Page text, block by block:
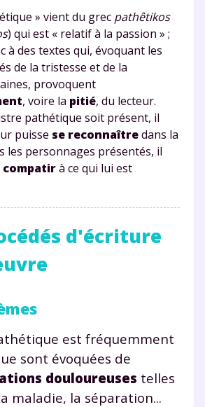
» vient du grec pathêtikos
) qui est « relatif à la passion » ;
à des textes qui, évoquant les
de la tristesse et de la
provoquent
, voire la pitié, du lecteur.
pathétique soit présent, il
puisse se reconnaîtredans la
les personnages présentés, il
compatirà ce qui lui est
d'écriture
est fréquemment
sont évoquées de
douloureuses telles
maladie, la séparation...